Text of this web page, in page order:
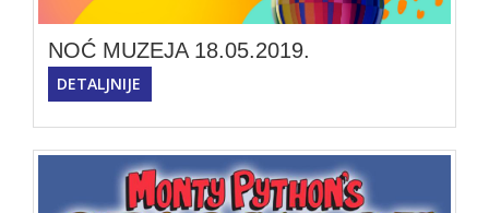
NOĆ MUZEJA 18.05.2019.
DETALJNIJE